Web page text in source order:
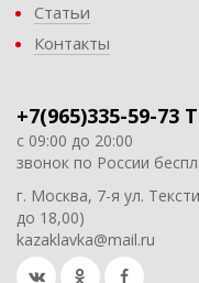
Статьи
Контакты
+7(965)335-59-73
с 09:00 до 20:00
звонок по России
г. Москва, 7-я ул.
до 18,00)
kazaklavka@mail.ru